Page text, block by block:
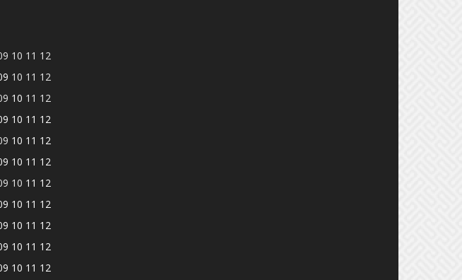
10 11 12
10 11 12
10 11 12
10 11 12
10 11 12
10 11 12
10 11 12
10 11 12
10 11 12
10 11 12
10 11 12